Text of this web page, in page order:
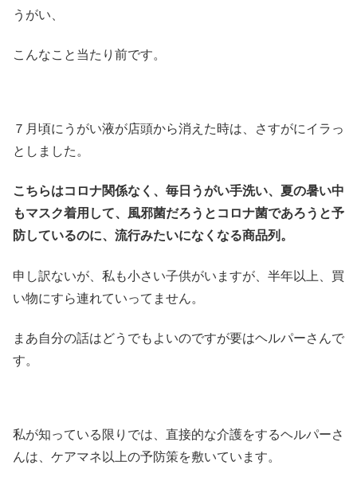
うがい、
こんなこと当たり前です。
７月頃にうがい液が店頭から消えた時は、さすがにイラっ
としました。
こちらはコロナ関係なく、毎日うがい手洗い、夏の暑い中
もマスク着用して、風邪菌だろうとコロナ菌であろうと予
防しているのに、流行みたいになくなる商品列。
申し訳ないが、私も小さい子供がいますが、半年以上、買
い物にすら連れていってません。
まあ自分の話はどうでもよいのですが要はヘルパーさんで
す。
私が知っている限りでは、直接的な介護をするヘルパーさ
んは、ケアマネ以上の予防策を敷いています。